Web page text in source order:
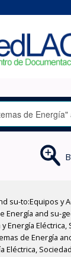
to:Equipos y
and su-
de Energía
Eléctrica,